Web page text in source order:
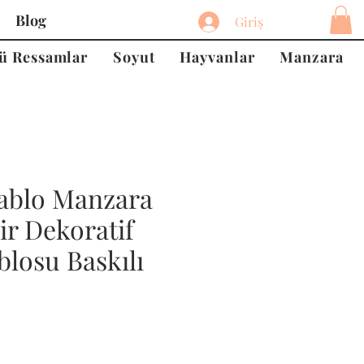
Giriş
Blog
Ressamlar Soyut Hayvanlar Manzara
Manzara
Dekoratif
Baskılı